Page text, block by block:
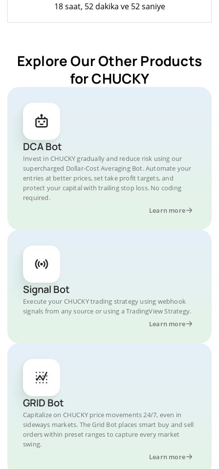
18 saat, 52 dakika ve 52 saniye
Explore Our Other Products
for CHUCKY
DCA Bot
Invest in CHUCKY gradually and reduce risk using our
supercharged Dollar-Cost Averaging Bot. Automate your
entries at better prices, set take profit targets, and
protect your capital with trailing stop loss. No coding
required.
Learn more
Signal Bot
Execute your CHUCKY trading strategy using webhook
signals from any source or using a TradingView Strategy.
Learn more
GRID Bot
Capitalize on CHUCKY price movements 24/7, even in
sideways markets. The Grid Bot places smart buy and sell
orders within preset ranges to capture every market
swing.
Learn more